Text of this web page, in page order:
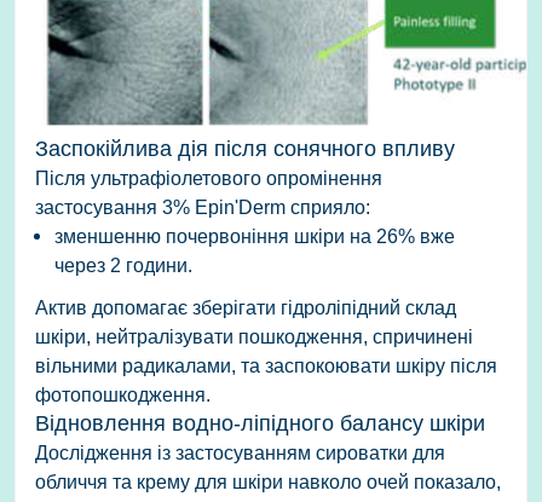
Заспокійлива дія після сонячного впливу
Після ультрафіолетового опромінення
застосування 3% Epin'Derm сприяло:
зменшенню почервоніння шкіри на 26% вже
через 2 години.
Актив допомагає зберігати гідроліпідний склад
шкіри, нейтралізувати пошкодження, спричинені
вільними радикалами, та заспокоювати шкіру після
фотопошкодження.
Відновлення водно-ліпідного балансу шкіри
Дослідження із застосуванням сироватки для
обличчя та крему для шкіри навколо очей показало,